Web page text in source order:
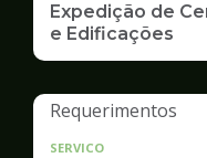
Expedição de
e Edificações
SERVICO